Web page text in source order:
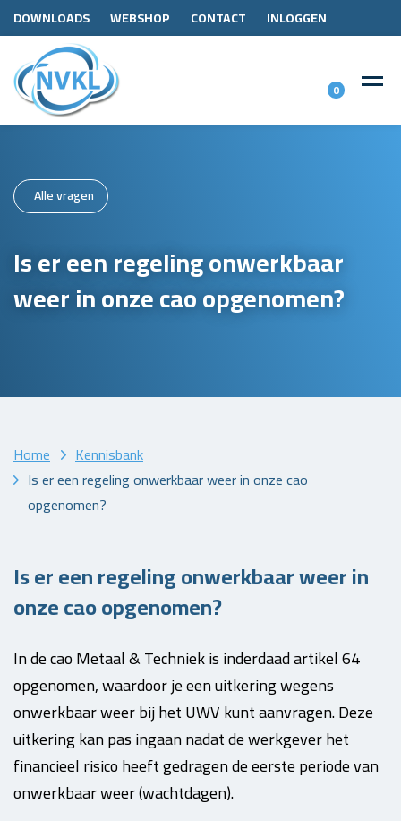
DOWNLOADS WEBSHOP CONTACT INLOGGEN
0
Alle vragen
Is er een regeling onwerkbaar
weer in onze cao opgenomen?
Home
Kennisbank
Is er een regeling onwerkbaar weer in onze cao
opgenomen?
Is er een regeling onwerkbaar weer in
onze cao opgenomen?
In de cao Metaal & Techniek is inderdaad artikel 64
opgenomen, waardoor je een uitkering wegens
onwerkbaar weer bij het UWV kunt aanvragen. Deze
uitkering kan pas ingaan nadat de werkgever het
financieel risico heeft gedragen de eerste periode van
onwerkbaar weer (wachtdagen).